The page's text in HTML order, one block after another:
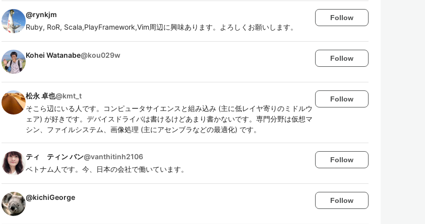
@rynkjm
Ruby, RoR, Scala,PlayFramework,Vim周辺に興味あります。よろしくお願いします。
Follow
Kohei Watanabe@kou029w Follow
松永 卓也@kmt_t
そこら辺にいる人です。コンピュータサイエンスと組み込み (主に低レイヤ寄りのミドルウ
ェア) が好きです。デバイスドライバは書けるけどあまり書かないです。専門分野は仮想マ
シン、ファイルシステム、画像処理 (主にアセンブラなどの最適化) です。
Follow
ティ ティン バン@vanthitinh2106
ベトナム人です。今、日本の会社で働いています。
Follow
@kichiGeorge Follow